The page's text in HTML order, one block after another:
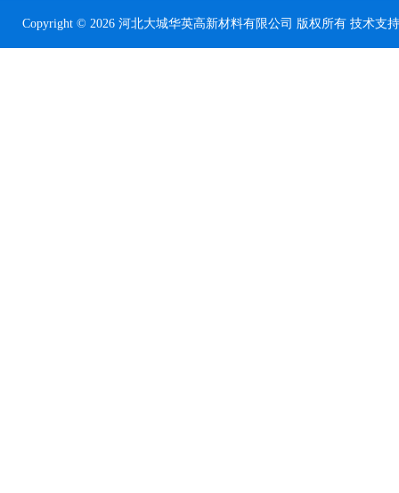
Copyright © 2026 河北大城华英高新材料有限公司 版权所有 技术支